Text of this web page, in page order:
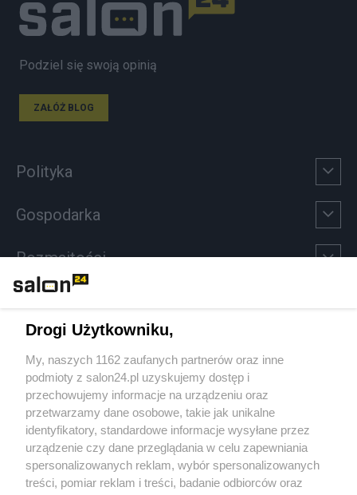
Podziel się swoją opinią
ZAŁÓŻ BLOG
Polityka
Gospodarka
Rozmaitości
Sport
Społeczeństwo
Kultura
Drogi Użytkowniku,
My, naszych 1162 zaufanych partnerów oraz inne
podmioty z salon24.pl uzyskujemy dostęp i
przechowujemy informacje na urządzeniu oraz
przetwarzamy dane osobowe, takie jak unikalne
identyfikatory, standardowe informacje wysyłane przez
urządzenie czy dane przeglądania w celu zapewniania
spersonalizowanych reklam, wybór spersonalizowanych
treści, pomiar reklam i treści, badanie odbiorców oraz